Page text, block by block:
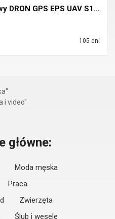
Polecam Dobrej Klasy ! Nowy DRON GPS EPS UAV S136 ...
105 dni
i video"
główne:
Moda męska
Praca
Zwierzęta
Ślub i wesele